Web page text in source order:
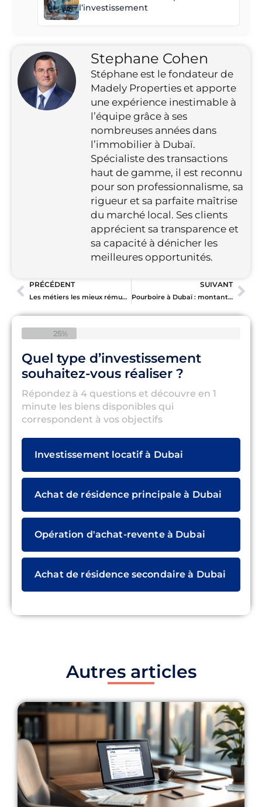
l’investissement
Stephane Cohen
Stéphane est le fondateur de
Madely Properties et apporte
une expérience inestimable à
l’équipe grâce à ses
nombreuses années dans
l’immobilier à Dubaï.
Spécialiste des transactions
haut de gamme, il est reconnu
pour son professionnalisme, sa
rigueur et sa parfaite maîtrise
du marché local. Ses clients
apprécient sa transparence et
sa capacité à dénicher les
meilleures opportunités.
PRÉCÉDENT
Les métiers les mieux rémunérés à Dubaï en 2025 : panorama des secteurs et opportunités
SUIVANT
Pourboire à Dubaï : montants conseillés et situations
25%
Quel type d’investissement
souhaitez-vous réaliser ?
Répondez à 4 questions et découvre en 1
minute les biens disponibles qui
correspondent à vos objectifs
Investissement locatif à Dubai
Achat de résidence principale à Dubai
Opération d'achat-revente à Dubai
Achat de résidence secondaire à Dubai
Autres articles